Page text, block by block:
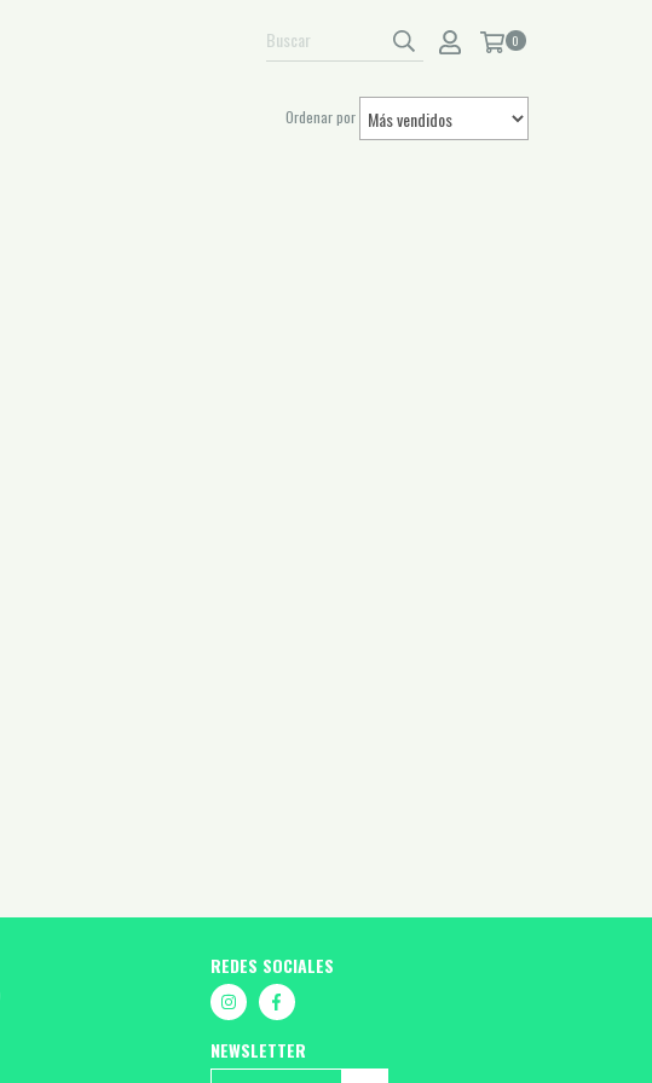
0
Ordenar por
REDES SOCIALES
NEWSLETTER